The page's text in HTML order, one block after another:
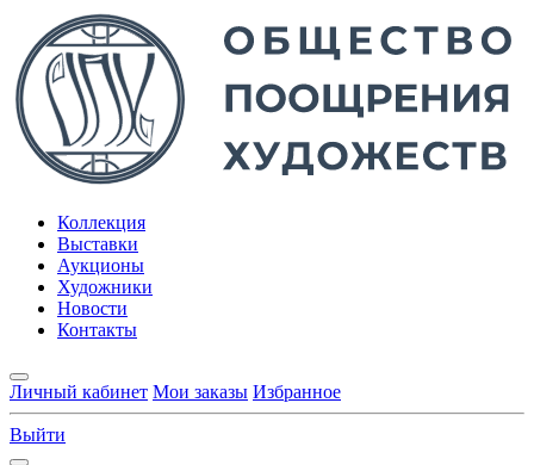
Коллекция
Выставки
Аукционы
Художники
Новости
Контакты
Личный кабинет Мои заказы Избранное
Выйти